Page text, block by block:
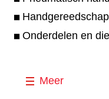
Onderdelen en
Meer